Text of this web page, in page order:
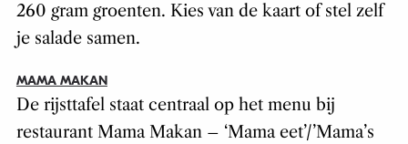
260 gram groenten. Kies van de kaart of stel zelf
je salade samen.
MAMA MAKAN
De rijsttafel staat centraal op het menu bij
restaurant Mama Makan – ‘Mama eet’/’Mama’s